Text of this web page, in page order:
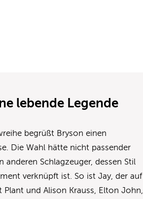
lebende Legende
begrüßt Bryson einen
Die Wahl hätte nicht passender
Schlagzeuger, dessen Stil
verknüpft ist. So ist Jay, der auf
und Alison Krauss, Elton John,